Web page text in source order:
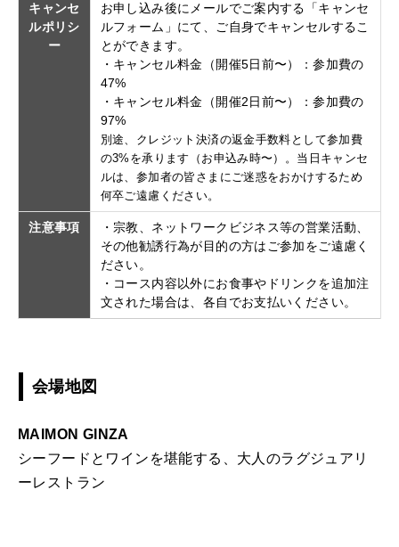
キャンセ
ルポリシ
ー
お申し込み後にメールでご案内する「キャンセ
ルフォーム」にて、ご自身でキャンセルするこ
とができます。
・キャンセル料金（開催5日前〜）：参加費の
47%
・キャンセル料金（開催2日前〜）：参加費の
97%
別途、クレジット決済の返金手数料として参加費
の3%を承ります（お申込み時〜）。当日キャンセ
ルは、参加者の皆さまにご迷惑をおかけするため
何卒ご遠慮ください。
注意事項
・宗教、ネットワークビジネス等の営業活動、
その他勧誘行為が目的の方はご参加をご遠慮く
ださい。
・コース内容以外にお食事やドリンクを追加注
文された場合は、各自でお支払いください。
会場地図
MAIMON GINZA
シーフードとワインを堪能する、大人のラグジュアリ
ーレストラン